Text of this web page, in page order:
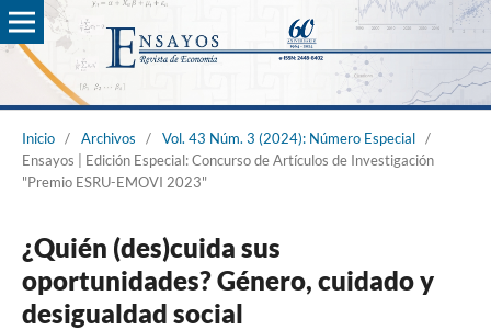
Inicio / Archivos / Vol. 43 Núm. 3 (2024): Número Especial /
Ensayos | Edición Especial: Concurso de Artículos de Investigación
"Premio ESRU-EMOVI 2023"
¿Quién (des)cuida sus
oportunidades? Género, cuidado y
desigualdad social